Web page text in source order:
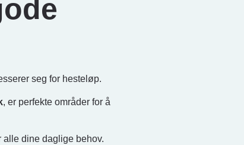
seg for hesteløp.
, er perfekte områder for å
dine daglige behov.